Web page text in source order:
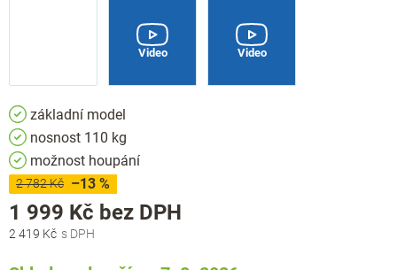
Video Video
základní model
nosnost 110 kg
možnost houpání
2 782 Kč –13 %
2 419 Kč
1 999 Kč bez DPH